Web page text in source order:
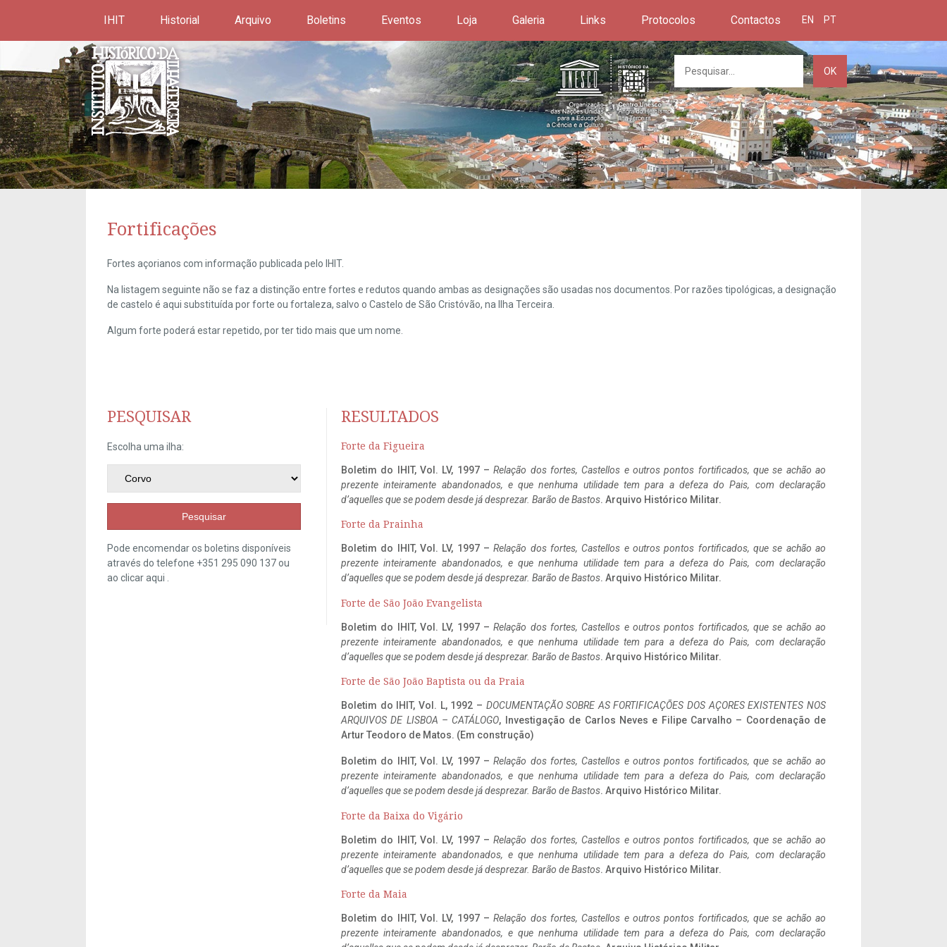
IHIT Historial Arquivo Boletins Eventos Loja Galeria Links Protocolos Contactos EN PT
OK
Fortificações
Fortes açorianos com informação publicada pelo IHIT.
Na listagem seguinte não se faz a distinção entre fortes e redutos quando ambas as designações são usadas nos documentos. Por razões tipológicas, a designação
de castelo é aqui substituída por forte ou fortaleza, salvo o Castelo de São Cristóvão, na Ilha Terceira.
Algum forte poderá estar repetido, por ter tido mais que um nome.
PESQUISAR
Escolha uma ilha:
Pesquisar
Pode encomendar os boletins disponíveis
através do telefone +351 295 090 137 ou
ao clicaraqui
RESULTADOS
Forte da Figueira
Boletim do IHIT, Vol. LV, 1997 –Relação dos fortes, Castellos e outros pontos fortificados, que se achão ao
prezente inteiramente abandonados, e que nenhuma utilidade tem para a defeza do Pais, com declaração
d’aquelles que se podem desde já desprezar. Barão de Bastos. Arquivo Histórico Militar.
Forte da Prainha
Boletim do IHIT, Vol. LV, 1997 –Relação dos fortes, Castellos e outros pontos fortificados, que se achão ao
prezente inteiramente abandonados, e que nenhuma utilidade tem para a defeza do Pais, com declaração
d’aquelles que se podem desde já desprezar. Barão de Bastos. Arquivo Histórico Militar.
Forte de São João Evangelista
Boletim do IHIT, Vol. LV, 1997 –Relação dos fortes, Castellos e outros pontos fortificados, que se achão ao
prezente inteiramente abandonados, e que nenhuma utilidade tem para a defeza do Pais, com declaração
d’aquelles que se podem desde já desprezar. Barão de Bastos. Arquivo Histórico Militar.
Forte de São João Baptista ou da Praia
Boletim do IHIT, Vol. L, 1992 – DOCUMENTAÇÃO SOBRE AS FORTIFICAÇÕES DOS AÇORES EXISTENTES NOS
ARQUIVOS DE LISBOA – CATÁLOGO, Investigação de Carlos Neves e Filipe Carvalho – Coordenação de
Artur Teodoro de Matos. (Em construção)
Boletim do IHIT, Vol. LV, 1997 –Relação dos fortes, Castellos e outros pontos fortificados, que se achão ao
prezente inteiramente abandonados, e que nenhuma utilidade tem para a defeza do Pais, com declaração
d’aquelles que se podem desde já desprezar. Barão de Bastos. Arquivo Histórico Militar.
Forte da Baixa do Vigário
Boletim do IHIT, Vol. LV, 1997 –Relação dos fortes, Castellos e outros pontos fortificados, que se achão ao
prezente inteiramente abandonados, e que nenhuma utilidade tem para a defeza do Pais, com declaração
d’aquelles que se podem desde já desprezar. Barão de Bastos. Arquivo Histórico Militar.
Forte da Maia
Boletim do IHIT, Vol. LV, 1997 –Relação dos fortes, Castellos e outros pontos fortificados, que se achão ao
prezente inteiramente abandonados, e que nenhuma utilidade tem para a defeza do Pais, com declaração